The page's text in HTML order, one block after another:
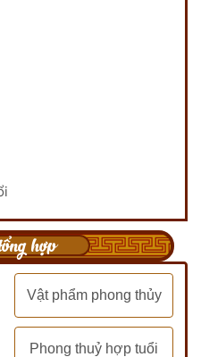
hợp
Vật phẩm phong thủy
Phong thuỷ hợp tuổi